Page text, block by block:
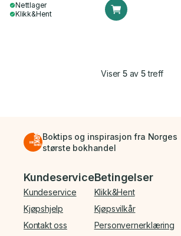
Nettlager
Klikk&Hent
Viser5av 5treff
Boktips og inspirasjon fra Norges
største bokhandel
Bunnmeny
Kundeservice
Kundeservice
Kjøpshjelp
Kontakt oss
Betingelser
Klikk&Hent
Kjøpsvilkår
Personvernerklæring